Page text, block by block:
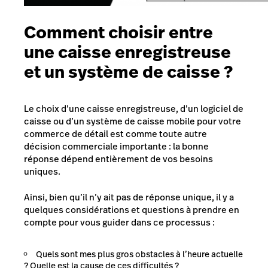
Comment choisir entre
une caisse enregistreuse
et un système de caisse ?
Le choix d’une caisse enregistreuse, d’un logiciel de
caisse ou d’un système de caisse mobile pour votre
commerce de détail est comme toute autre
décision commerciale importante : la bonne
réponse dépend entièrement de vos besoins
uniques.
Ainsi, bien qu’il n’y ait pas de réponse unique, il y a
quelques considérations et questions à prendre en
compte pour vous guider dans ce processus :
Quels sont mes plus gros obstacles à l’heure actuelle
? Quelle est la cause de ces difficultés ?